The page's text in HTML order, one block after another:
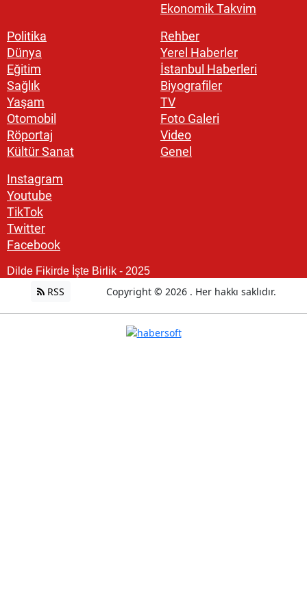
Ekonomik Takvim
Politika
Dünya
Eğitim
Sağlık
Yaşam
Otomobil
Röportaj
Kültür Sanat
Rehber
Yerel Haberler
İstanbul Haberleri
Biyografiler
TV
Foto Galeri
Video
Genel
Instagram
Youtube
TikTok
Twitter
Facebook
Dilde Fikirde İşte Birlik - 2025
RSS Copyright © 2026 . Her hakkı saklıdır.